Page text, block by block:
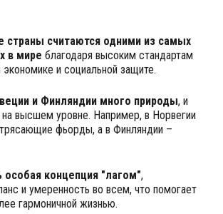
страны считаются одними из самых
в мире благодаря высоким стандартам
экономике и социальной защите.
и Финляндии много природы, и
на высшем уровне. Например, в Норвегии
фьорды, а в Финляндии –
концепция "лагом",
и умеренность во всем, что помогает
гармоничной жизнью.